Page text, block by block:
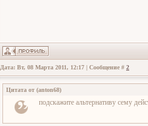
Дата: Вт, 08 Марта 2011, 12:17 | Сообщение # 2
Цитата от (anton68)
подскажите альтернативу сему